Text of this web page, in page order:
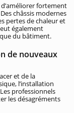
fortement
châssis modernes
pertes de chaleur et
également
du bâtiment.
de nouveaux
et de la
l’installation
professionnels
les désagréments